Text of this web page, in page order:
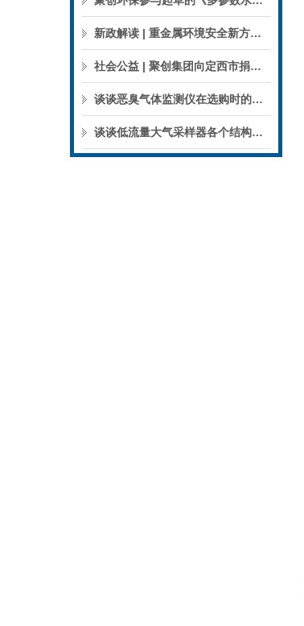
新政解读 | 重金属环境安全新方案来了，聚焦5省21市！
社会公益 | 聚创集团向定西市捐赠检验检测仪器设备
谈谈恶臭气体监测仪在选购时的建议和指南
谈谈低流量大气采样器各个结构的特点